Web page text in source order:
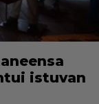
istuvan